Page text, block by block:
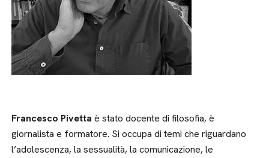
Francesco Pivetta è stato docente di filosofia, è
giornalista e formatore. Si occupa di temi che riguardano
l’adolescenza, la sessualità, la comunicazione, le